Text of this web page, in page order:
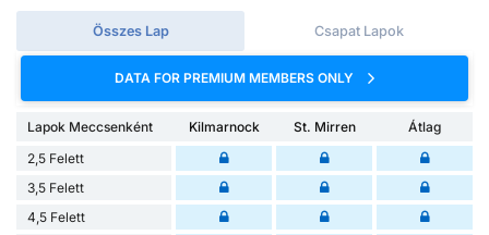
Összes Lap Csapat Lapok
DATA FOR PREMIUM MEMBERS ONLY
Lapok Meccsenként Kilmarnock St. Mirren
Átlag
2,5 Felett
3,5 Felett
4,5 Felett